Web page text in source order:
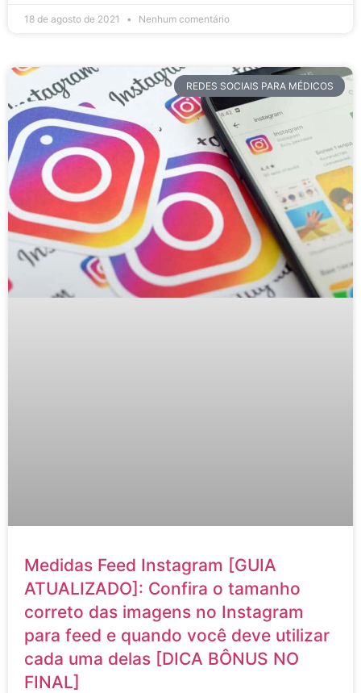
18 de agosto de 2021 Nenhum comentário
REDES SOCIAIS PARA MÉDICOS
Medidas Feed Instagram [GUIA
ATUALIZADO]: Confira o tamanho
correto das imagens no Instagram
para feed e quando você deve utilizar
cada uma delas [DICA BÔNUS NO
FINAL]